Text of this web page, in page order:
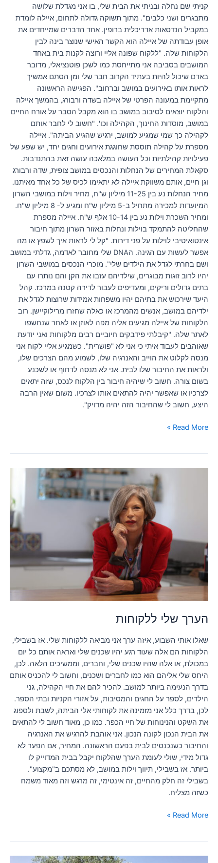
קניתי שם נחלה ובניתי את הבית שלי, בו אני מגדלת שלושה
מתבגרים ושני כלבים". מתוך תשוקה גדולה לתחום, איילה לומדת
במקביל הנדסאות אדריכלית ברופין. אחד הדברים שמייחדים את
אופן עבודתה של איילה הוא הקשר האישי שנוצר בינה לבין
הלקוחות שלה. "ללקוח שפונה אליי ורוצה לקנות בית באחד
המושבים בסביבה אני מתייחסת כמו לשכן פוטנציאלי, מדובר
באדם שיכול להיות בעתיד הקרוב חבר שלי ומן הסתם אמשיך
לראות אותו באירועים במושב וברחוב". הפגישה הראשונה
מתקיימת במעונה הפרטי של איילה בשדה ורבורג, בהמשך איילה
והלקוח יוצאים לסיבוב במושב בו הוא מקבל הסבר על אורח החיים
במושב, מוסדות החינוך, הקהילה וכו'. "חשוב לי לחבר אותם
לקהילה כך שמי שמגיע למושב, ירגיש שהגיע הביתה". איילה
מספרת על קהילה תוססת שחוגגת אירועים וחגים יחד, יש שפע של
פעילויות קהילתיות וכל העושה במלאכה עושה זאת בהתנדבות.
סקאלת המחירים של הנחלות והנכסים במושב צופית, שדה ורבורג
וגן חיים, אותם משווקת איילה לא יתאימו לכיס של כל אחד מאיתנו.
מחיר הנחלות נע בין 11-25 מיליון ש"ח, מחיר וילות במושבי השרון
המיועדות למכירה מתחיל ב-5 מיליון ש"ח ומגיע ל- 8 מיליון ש"ח.
ומחיר השכרת וילות נע בין 10-14 אלף ש"ח. איילה מספרת
שהחליטה להתמקד בוילות ונחלות באזור השרון מתוך חיבור
אינטואיטיבי לוילות על פני דירות. "קל לי לראות איך לשפץ או מה
אפשר לעשות עם הגינה. הDNA שלי מחובר לאדמה, גדלתי במושב
ושם בחרתי לגדל את הילדים שלי". מוכרי הנכסים במושבי השרון
יהיו לרוב זוגות מבוגרים, שילדיהם עזבו את הקן והם נותרו עם
בתים גדולים וריקים, ומעדיפים לעבור לדירה קטנה במרכז. קהל
היעד שירכוש את בתיהם יהיו משפחות אמידות שרוצות לגדל את
ילדיהם במושב, אנשים מהמרכז או כאלה שחזרו מרילוקיישן. רוב
הלקוחות של איילה מגיעים אליה מפה לאוזן או לאחר שנחשפו
לאתר שלה. "קיבלתי פידבקים חיוביים רבים מלקוחות ואני יודעת
שאוהבים לעבוד איתי כי אני לא "פושרית". כשמגיע אליי לקוח אני
מנסה לקלוט את הוייב והאנרגיה שלו, לשמוע מהם הצרכים שלו,
ולראות את החיבור שלו לבית. אני לא מנסה לדחוף או לשכנע
בשום צורה. חשוב לי שיהיה חיבור בין הלקוח לנכס, שזה יתאים
לצרכיו או שאפשר יהיה להתאים אותו לצרכיו. משום שאין הרבה
היצע, חשוב לי שהחיבור הזה יהיה מדויק".
Read More »
הערך שלי ללקוחות
שאלו אותי השבוע, איזה ערך אני מביאה ללקוחות שלי. אז בשבילי,
הלקוחות הם אלה שעוד רגע יהיו שכנים שלי ואראה אותם כל יום
במכולת, או אלה שהיו שכנים שלי, וחברים, וממשיכים הלאה. לכן,
היחס שלי אליהם הוא כמו לחברים ושכנים, וחשוב לי להכניס אותם
בדרך הנעימה ביותר למושב. להכיר להם את חיי הקהילה, גני
הילדים, לספר על החגים והמסיבות, על אזורי הקניות ובתי הספר.
לכן, בדרך כלל אני מזמינה את לקוחותי אלי הביתה, לשבת ולספוג
את השקט והנינוחות של חיי הכפר. כמו כן, מאוד חשוב לי להתאים
את הבית הנכון לקונה הנכון. אני אוהבת להרגיש את האנרגיה
והחיבור כשנכנסים לבית בפעם הראשונה. המחיר, אם הפער לא
גדול מידי, שולי לעומת הערך שהלקוח יקבל בבית המדוייק לו
ביותר. אז בשבילי, תיווך וילות במושב, לא מסתכם ב"מקצוע".
בשבילי זה חלק מהחיים, זה אינטימי, זה מרגש וזה מאוד משמח
כשזה מצליח.
Read More »